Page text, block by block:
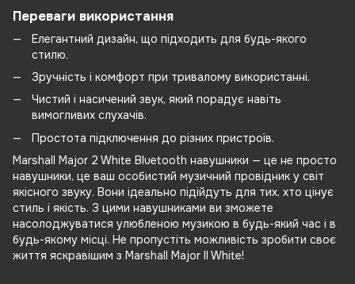
Переваги використання
Елегантний дизайн, що підходить для будь-якого
стилю.
Зручність і комфорт при тривалому використанні.
Чистий і насичений звук, який порадує навіть
вимогливих слухачів.
Простота підключення до різних пристроїв.
Marshall Major 2 White Bluetooth навушники — це не просто
навушники, це ваш особистий музичний провідник у світ
якісного звуку. Вони ідеально підійдуть для тих, хто цінує
стиль і якість. З цими навушниками ви зможете
насолоджуватися улюбленою музикою в будь-який час і в
будь-якому місці. Не пропустіть можливість зробити своє
життя яскравішим з Marshall Major II White!